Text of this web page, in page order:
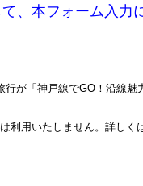
、本フォーム入力
が「神戸線でGO！沿線魅
利用いたしません。詳しく